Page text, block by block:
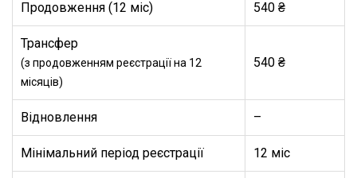
Продовження (12 міс) 540 ₴
Трансфер
(з продовженням реєстрації на 12
місяців)
540 ₴
Відновлення –
Мінімальний період реєстрації 12 міс